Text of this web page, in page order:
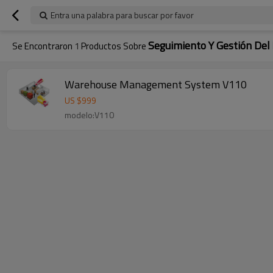
Entra una palabra para buscar por favor
Se Encontraron 1 Productos SobreSeguimiento Y Gestión
Warehouse Management System V110
US $999
modelo:V110